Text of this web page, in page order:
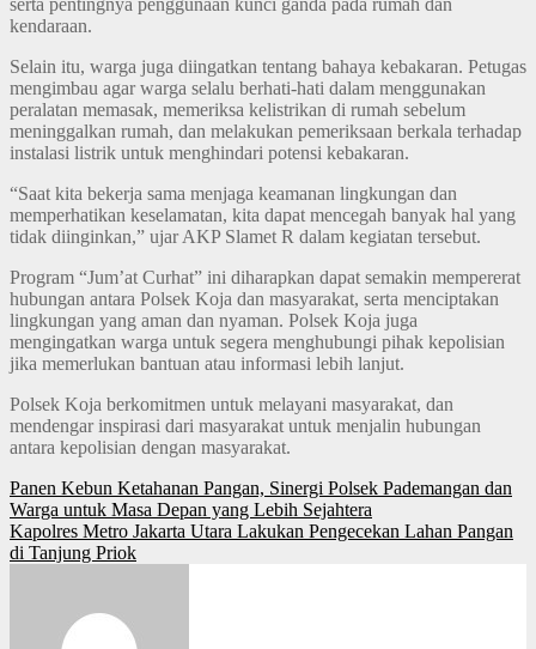
serta pentingnya penggunaan kunci ganda pada rumah dan
kendaraan.
Selain itu, warga juga diingatkan tentang bahaya kebakaran. Petugas
mengimbau agar warga selalu berhati-hati dalam menggunakan
peralatan memasak, memeriksa kelistrikan di rumah sebelum
meninggalkan rumah, dan melakukan pemeriksaan berkala terhadap
instalasi listrik untuk menghindari potensi kebakaran.
“Saat kita bekerja sama menjaga keamanan lingkungan dan
memperhatikan keselamatan, kita dapat mencegah banyak hal yang
tidak diinginkan,” ujar AKP Slamet R dalam kegiatan tersebut.
Program “Jum’at Curhat” ini diharapkan dapat semakin mempererat
hubungan antara Polsek Koja dan masyarakat, serta menciptakan
lingkungan yang aman dan nyaman. Polsek Koja juga
mengingatkan warga untuk segera menghubungi pihak kepolisian
jika memerlukan bantuan atau informasi lebih lanjut.
Polsek Koja berkomitmen untuk melayani masyarakat, dan
mendengar inspirasi dari masyarakat untuk menjalin hubungan
antara kepolisian dengan masyarakat.
Post
navigation
Panen Kebun Ketahanan Pangan, Sinergi Polsek Pademangan dan
Warga untuk Masa Depan yang Lebih Sejahtera
Kapolres Metro Jakarta Utara Lakukan Pengecekan Lahan Pangan
di Tanjung Priok